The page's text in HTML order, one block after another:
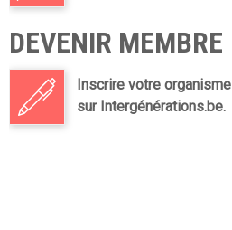
DEVENIR MEMBRE
Inscrire votre organisme
sur Intergénérations.be.